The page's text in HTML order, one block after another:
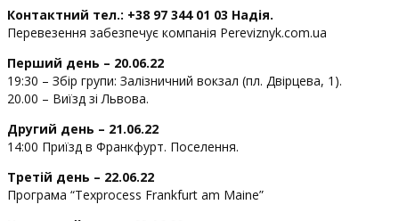
Контактний тел.: +38 97 344 01 03 Надія.
Перевезення забезпечує компанія Pereviznyk.com.ua
Перший день – 20.06.22
19:30 – Збір групи: Залізничний вокзал (пл. Двірцева, 1).
20.00 – Виїзд зі Львова.
Другий день – 21.06.22
14:00 Приїзд в Франкфурт. Поселення.
Третій день – 22.06.22
Програма “Texprocess Frankfurt am Maine”